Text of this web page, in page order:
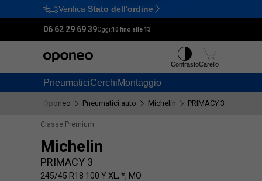
Ctrl M
Verifica Stato dell'ordine
06 62 29 69 39Oggi:10 fino alle 13
PneumaticiCerchiMontaggio
ContrastoCarello
Oponeo Pneumatici auto Michelin PRIMACY 3
Classe Premium
Michelin
PRIMACY 3
245/45 R18 100 Y XL, *, MO